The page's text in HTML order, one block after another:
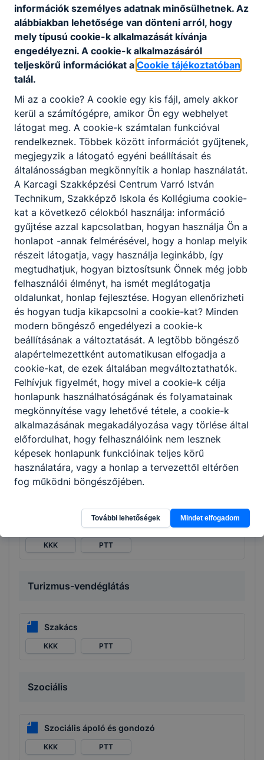
KKK PTT
Gépészet
KKK PTT
Gépi és CNC forgácsoló
PTT
Hegesztő
KKK PTT
Építőipar
Festő, mázoló, tapétázó
KKK PTT
Kereskedelem
Kereskedelmi értékesítő
KKK PTT
Gazdálkodás és menedzsment
Pénzügyi-számviteli ügyintéző
Vállalkozási ügyviteli ügyintéző
KKK PTT
Turizmus-vendéglátás
Szakács
KKK PTT
Szociális
Szociális ápoló és gondozó
KKK PTT
információk személyes adatnak minősülhetnek. Az
alábbiakban lehetősége van dönteni arról, hogy
mely típusú cookie-k alkalmazását kívánja
engedélyezni. A cookie-k alkalmazásáról
teljeskörű információkat a Cookie tájékoztatóban
talál.
Mi az a cookie? A cookie egy kis fájl, amely akkor
kerül a számítógépre, amikor Ön egy webhelyet
látogat meg. A cookie-k számtalan funkcióval
rendelkeznek. Többek között információt gyűjtenek,
megjegyzik a látogató egyéni beállításait és
általánosságban megkönnyítik a honlap használatát.
A Karcagi Szakképzési Centrum Varró István
Technikum, Szakképző Iskola és Kollégiuma cookie-
kat a következő célokból használja: információ
gyűjtése azzal kapcsolatban, hogyan használja Ön a
honlapot -annak felmérésével, hogy a honlap melyik
részeit látogatja, vagy használja leginkább, így
megtudhatjuk, hogyan biztosítsunk Önnek még jobb
felhasználói élményt, ha ismét meglátogatja
oldalunkat, honlap fejlesztése. Hogyan ellenőrizheti
és hogyan tudja kikapcsolni a cookie-kat? Minden
modern böngésző engedélyezi a cookie-k
beállításának a változtatását. A legtöbb böngésző
alapértelmezettként automatikusan elfogadja a
cookie-kat, de ezek általában megváltoztathatók.
Felhívjuk figyelmét, hogy mivel a cookie-k célja
honlapunk használhatóságának és folyamatainak
megkönnyítése vagy lehetővé tétele, a cookie-k
alkalmazásának megakadályozása vagy törlése által
előfordulhat, hogy felhasználóink nem lesznek
képesek honlapunk funkcióinak teljes körű
használatára, vagy a honlap a tervezettől eltérően
fog működni böngészőjében.
További lehetőségek Mindet elfogadom